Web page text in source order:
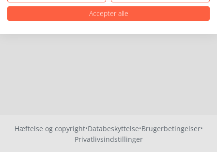
Hæftelse og copyright·Databeskyttelse·Brugerbetingelser·
Privatlivsindstillinger
Accepter alle